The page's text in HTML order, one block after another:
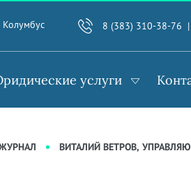
Колумбус 8 (383) 310-38-76
услуги
ВИТАЛИЙ ВЕТРОВ,